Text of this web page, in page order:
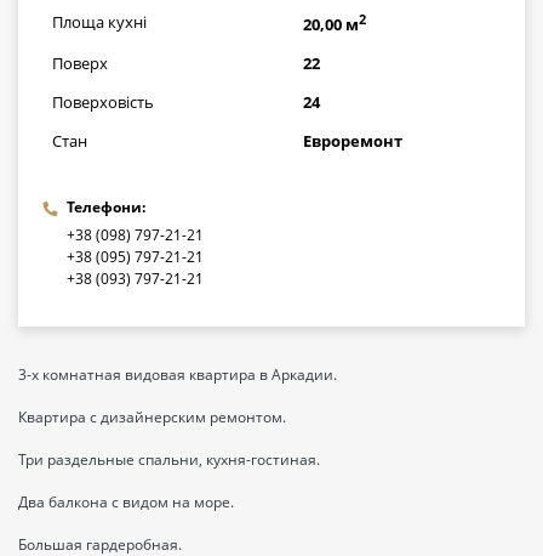
Площа кухні 20,00 м2
Поверх
22
Поверховість
24
Стан
Евроремонт
Телефони:
+38 (098) 797-21-21
+38 (095) 797-21-21
+38 (093) 797-21-21
3-х комнатная видовая квартира в Аркадии.
Квартира с дизайнерским ремонтом.
Три раздельные спальни, кухня-гостиная.
Два балкона с видом на море.
Большая гардеробная.